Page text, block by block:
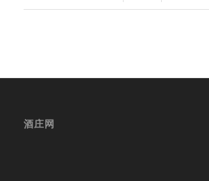
酒庄网